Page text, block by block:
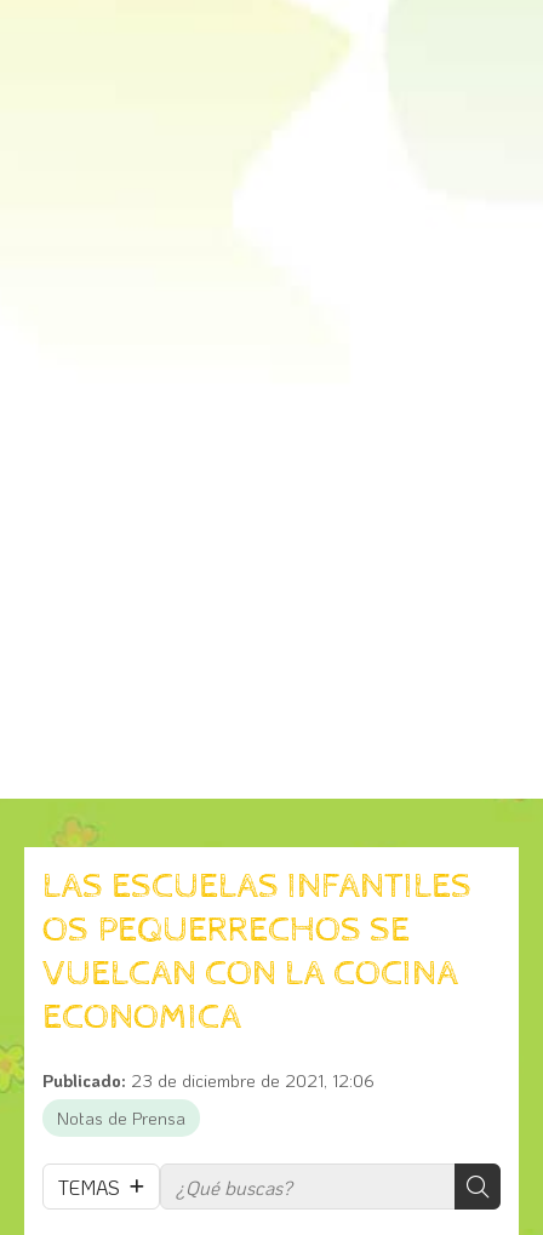
LAS ESCUELAS INFANTILES
OS PEQUERRECHOS SE
VUELCAN CON LA COCINA
ECONOMICA
Publicado: 23 de diciembre de 2021, 12:06
Notas de Prensa
TEMAS